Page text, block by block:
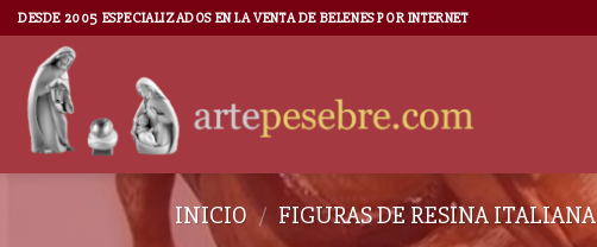
DESDE 2005 ESPECIALIZADOS EN LA VENTA DE BELENES POR INTERNET
INICIO / FIGURAS DE RESINA ITALIANA